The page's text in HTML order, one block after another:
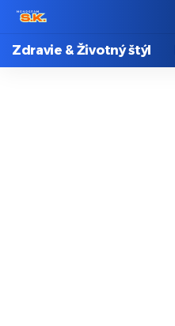
Zdravie & Životný štýl